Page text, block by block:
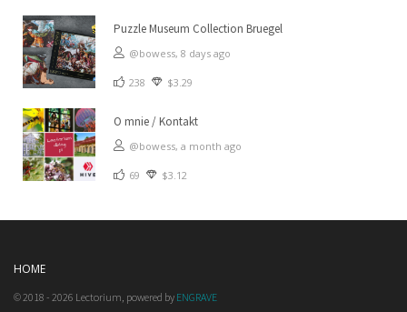
Puzzle Museum Collection Bruegel
@bowess, 8 days ago
238 $3.29
O mnie / Kontakt
@bowess, a month ago
69 $3.12
HOME
© 2018 - 2026 Lectorium, powered by ENGRAVE